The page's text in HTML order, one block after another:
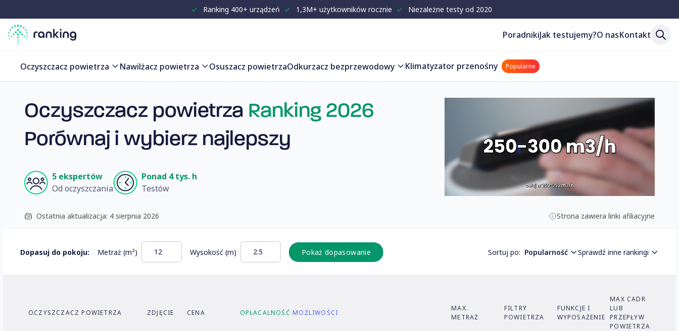
✓ Ranking 400+ urządzeń ✓ 1,3M+ użytkowników rocznie ✓ Niezależne testy od 2020
PoradnikiJak testujemy?O nasKontakt
Oczyszczacz powietrza Nawilżacz powietrza Osuszacz powietrzaOdkurzacz bezprzewodowy Klimatyzator przenośny Popularne
Oczyszczacz powietrza Ranking 2026
Porównaj i wybierz najlepszy
5 ekspertów
Od oczyszczania
Ponad 4 tys. h
Testów
Ostatnia aktualizacja: 4 sierpnia 2026 Strona zawiera linki afiliacyjne
Dopasuj do pokoju: Metraż (m²) Wysokość (m) Pokaż dopasowanie Sortuj po: Popularność
Możliwości
Sprawdź inne rankingi
OCZYSZCZACZ POWIETRZA ZDJĘCIE CENA OPŁACALNOŚĆ MOŻLIWOŚCI
MAX.
METRAŻ
FILTRY
POWIETRZA
FUNKCJE I
WYPOSAŻENIE
MAX CADR
LUB
PRZEPŁYW
POWIETRZA
Porównanie produktów